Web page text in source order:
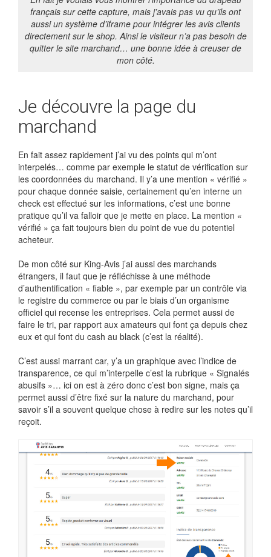
français sur cette capture, mais j’avais pas vu qu’ils ont
aussi un système d’iframe pour intégrer les avis clients
directement sur le shop. Ainsi le visiteur n’a pas besoin de
quitter le site marchand… une bonne idée à creuser de
mon côté.
Je découvre la page du
marchand
En fait assez rapidement j’ai vu des points qui m’ont
interpelés… comme par exemple le statut de vérification sur
les coordonnées du marchand. Il y’a une mention « vérifié »
pour chaque donnée saisie, certainement qu’en interne un
check est effectué sur les informations, c’est une bonne
pratique qu’il va falloir que je mette en place. La mention «
vérifié » ça fait toujours bien du point de vue du potentiel
acheteur.
De mon côté sur King-Avis j’ai aussi des marchands
étrangers, il faut que je réfléchisse à une méthode
d’authentification « fiable », par exemple par un contrôle via
le registre du commerce ou par le biais d’un organisme
officiel qui recense les entreprises. Cela permet aussi de
faire le tri, par rapport aux amateurs qui font ça depuis chez
eux et qui font du cash au black (c’est la réalité).
C’est aussi marrant car, y’a un graphique avec l’indice de
transparence, ce qui m’interpelle c’est la rubrique « Signalés
abusifs »… ici on est à zéro donc c’est bon signe, mais ça
permet aussi d’être fixé sur la nature du marchand, pour
savoir s’il a souvent quelque chose à redire sur les notes qu’il
reçoit.